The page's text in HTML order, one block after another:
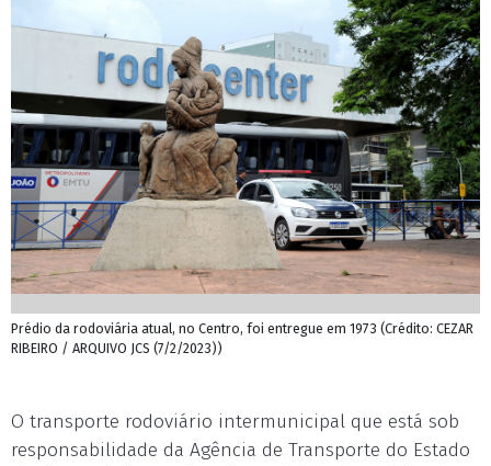
Prédio da rodoviária atual, no Centro, foi entregue em 1973 (Crédito: CEZAR
RIBEIRO / ARQUIVO JCS (7/2/2023))
O transporte rodoviário intermunicipal que está sob
responsabilidade da Agência de Transporte do Estado